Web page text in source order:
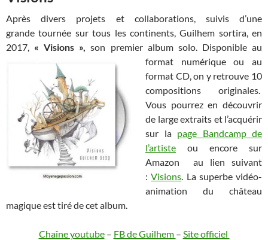
Après divers projets et collaborations, suivis d’une
grande tournée sur tous les continents, Guilhem sortira, en
2017, « Visions », son premier album solo. Disponible au
format numérique ou au
format CD, on y retrouve 10
compositions originales.
Vous pourrez en découvrir
de large extraits et l’acquérir
sur la page Bandcamp de
l’artiste ou encore sur
Amazon au lien suivant
:Visions. La superbe vidéo-
animation du château
magique est tiré de cet album.
Chaîne youtube– FB de Guilhem – Site officiel